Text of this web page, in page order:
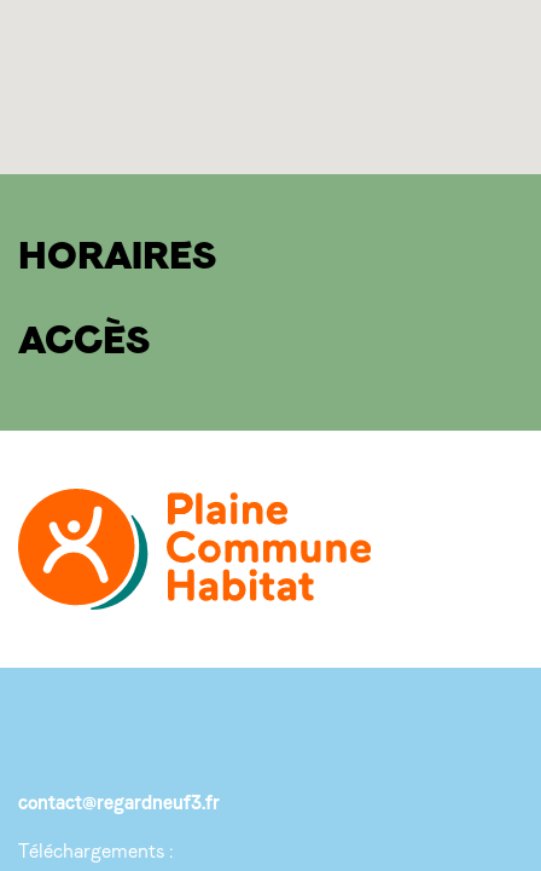
HORAIRES
ACCÈS
contact@regardneuf3.fr
Téléchargements :